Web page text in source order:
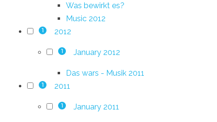
Was bewirkt es?
Music 2012
1 2012
1 January 2012
Das wars - Musik 2011
1 2011
1 January 2011